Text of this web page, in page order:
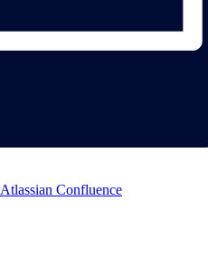
Atlassian Confluence